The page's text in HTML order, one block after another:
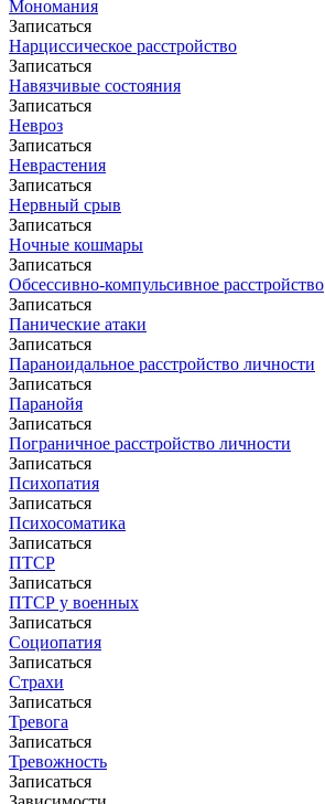
Мономания
Записаться
Нарциссическое расстройство
Записаться
Навязчивые состояния
Записаться
Невроз
Записаться
Неврастения
Записаться
Нервный срыв
Записаться
Ночные кошмары
Записаться
Обсессивно-компульсивное расстройство
Записаться
Панические атаки
Записаться
Параноидальное расстройство личности
Записаться
Паранойя
Записаться
Пограничное расстройство личности
Записаться
Психопатия
Записаться
Психосоматика
Записаться
ПТСР
Записаться
ПТСР у военных
Записаться
Социопатия
Записаться
Страхи
Записаться
Тревога
Записаться
Тревожность
Записаться